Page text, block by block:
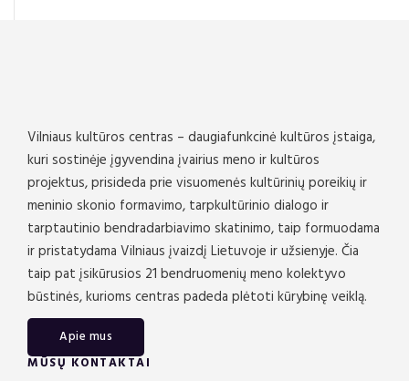
Vilniaus kultūros centras – daugiafunkcinė kultūros įstaiga,
kuri sostinėje įgyvendina įvairius meno ir kultūros
projektus, prisideda prie visuomenės kultūrinių poreikių ir
meninio skonio formavimo, tarpkultūrinio dialogo ir
tarptautinio bendradarbiavimo skatinimo, taip formuodama
ir pristatydama Vilniaus įvaizdį Lietuvoje ir užsienyje. Čia
taip pat įsikūrusios 21 bendruomenių meno kolektyvo
būstinės, kurioms centras padeda plėtoti kūrybinę veiklą.
Apie mus
MŪSŲ KONTAKTAI